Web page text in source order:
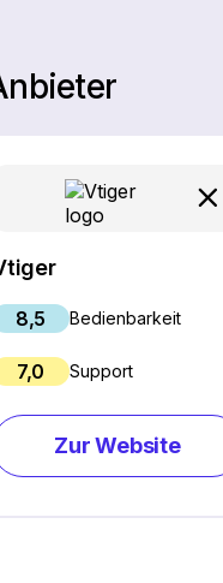
8,5 Bedienbarkeit
7,0 Support
Zur Website